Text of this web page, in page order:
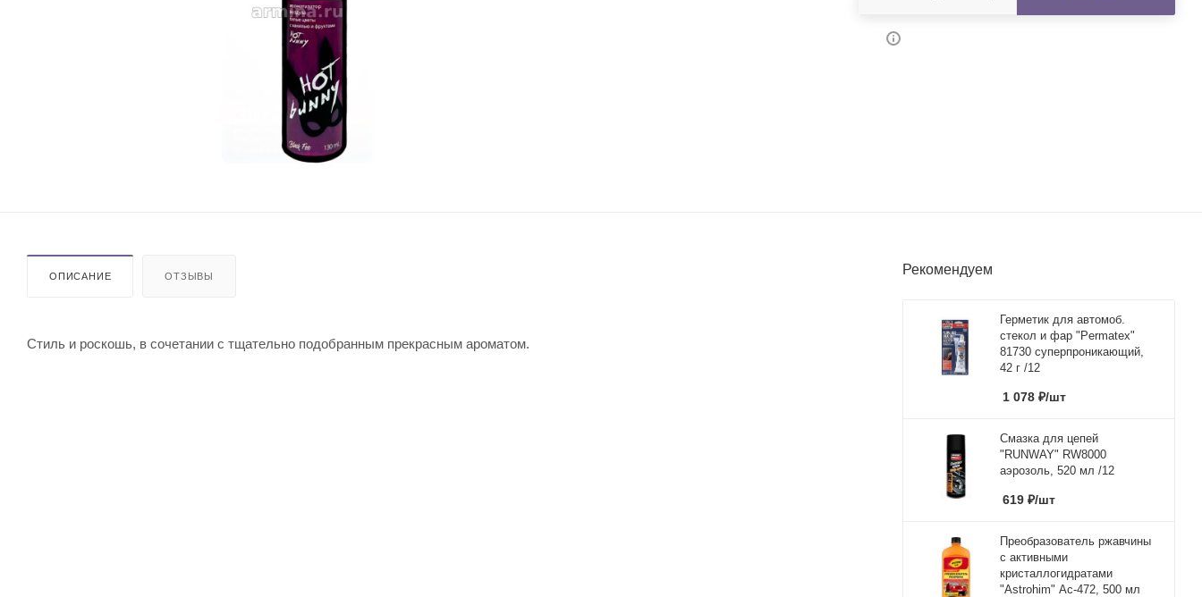
ОПИСАНИЕ ОТЗЫВЫ
Стиль и роскошь, в сочетании с тщательно подобранным прекрасным ароматом.
Рекомендуем
Герметик для автомоб.
стекол и фар "Permatex"
81730 суперпроникающий,
42 г /12
1 078 ₽/шт
Смазка для цепей
"RUNWAY" RW8000
аэрозоль, 520 мл /12
619 ₽/шт
Преобразователь ржавчины
с активными
кристаллогидратами
"Astrohim" Ас-472, 500 мл